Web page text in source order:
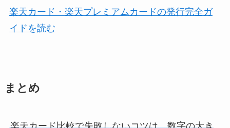
楽天カード・楽天プレミアムカードの発行完全ガ
イドを読む
まとめ
楽天カード比較で失敗しないコツは、数字の大き